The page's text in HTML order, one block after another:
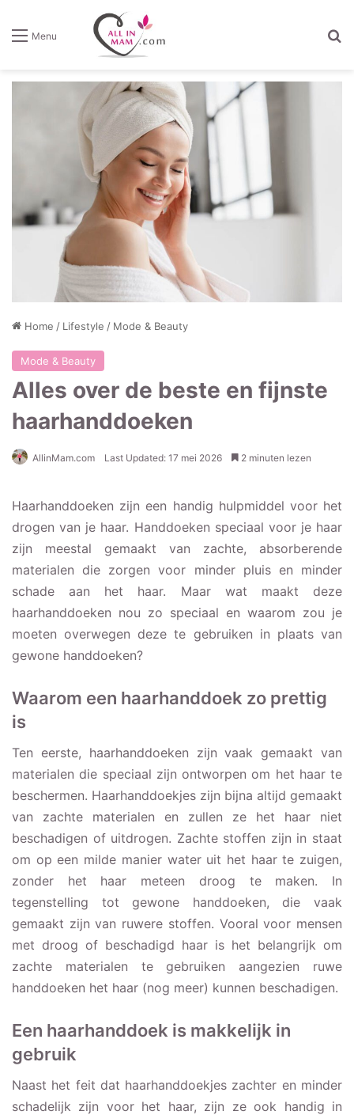
Menu
Home / Lifestyle / Mode & Beauty
Mode & Beauty
Alles over de beste en fijnste
haarhanddoeken
AllinMam.com Last Updated: 17 mei 2026 2 minuten lezen
Haarhanddoeken zijn een handig hulpmiddel voor het
drogen van je haar. Handdoeken speciaal voor je haar
zijn meestal gemaakt van zachte, absorberende
materialen die zorgen voor minder pluis en minder
schade aan het haar. Maar wat maakt deze
haarhanddoeken nou zo speciaal en waarom zou je
moeten overwegen deze te gebruiken in plaats van
gewone handdoeken?
Waarom een haarhanddoek zo prettig
is
Ten eerste, haarhanddoeken zijn vaak gemaakt van
materialen die speciaal zijn ontworpen om het haar te
beschermen. Haarhanddoekjes zijn bijna altijd gemaakt
van zachte materialen en zullen ze het haar niet
beschadigen of uitdrogen. Zachte stoffen zijn in staat
om op een milde manier water uit het haar te zuigen,
zonder het haar meteen droog te maken. In
tegenstelling tot gewone handdoeken, die vaak
gemaakt zijn van ruwere stoffen. Vooral voor mensen
met droog of beschadigd haar is het belangrijk om
zachte materialen te gebruiken aangezien ruwe
handdoeken het haar (nog meer) kunnen beschadigen.
Een haarhanddoek is makkelijk in
gebruik
Naast het feit dat haarhanddoekjes zachter en minder
schadelijk zijn voor het haar, zijn ze ook handig in